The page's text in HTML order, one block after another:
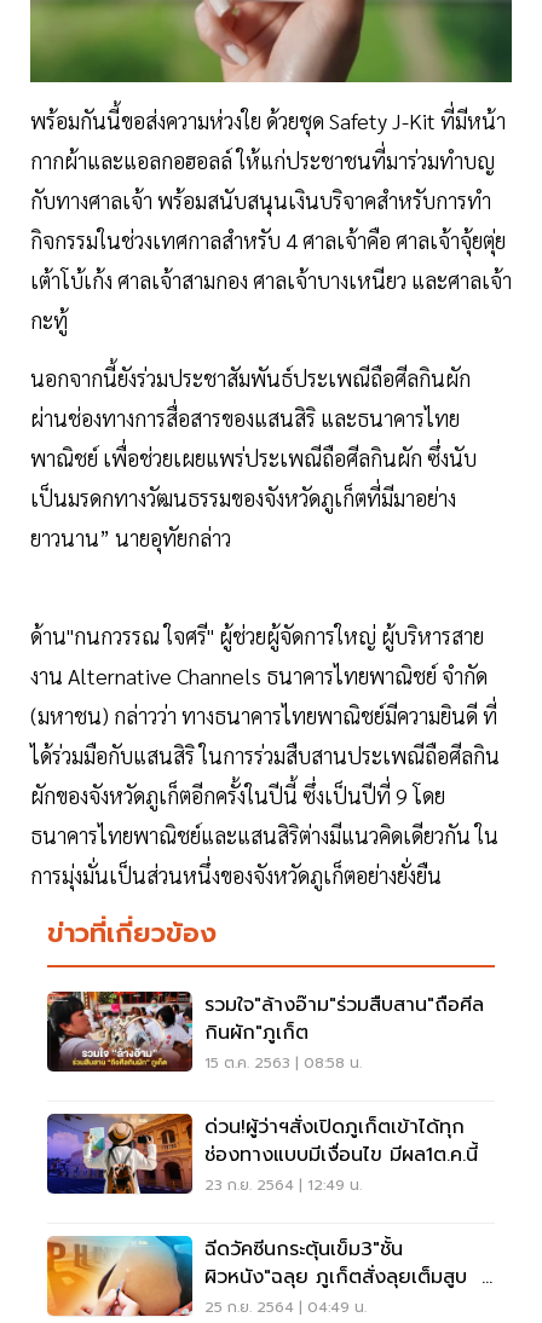
พร้อมกันนี้ขอส่งความห่วงใย ด้วยชุด Safety J-Kit ที่มีหน้า
กากผ้าและแอลกอฮอลล์ ให้แก่ประชาชนที่มาร่วมทำบญ
กับทางศาลเจ้า พร้อมสนับสนุนเงินบริจาคสำหรับการทำ
กิจกรรมในช่วงเทศกาลสำหรับ 4 ศาลเจ้าคือ ศาลเจ้าจุ้ยตุ่ย
เต้าโบ้เก้ง ศาลเจ้าสามกอง ศาลเจ้าบางเหนียว และศาลเจ้า
กะทู้
นอกจากนี้ยังร่วมประชาสัมพันธ์ประเพณีถือศีลกินผัก
ผ่านช่องทางการสื่อสารของแสนสิริ และธนาคารไทย
พาณิชย์ เพื่อช่วยเผยแพร่ประเพณีถือศีลกินผัก ซึ่งนับ
เป็นมรดกทางวัฒนธรรมของจังหวัดภูเก็ตที่มีมาอย่าง
ยาวนาน” นายอุทัยกล่าว
ด้าน"กนกวรรณ ใจศรี" ผู้ช่วยผู้จัดการใหญ่ ผู้บริหารสาย
งาน Alternative Channels ธนาคารไทยพาณิชย์ จำกัด
(มหาชน) กล่าวว่า ทางธนาคารไทยพาณิชย์มีความยินดี ที่
ได้ร่วมมือกับแสนสิริ ในการร่วมสืบสานประเพณีถือศีลกิน
ผักของจังหวัดภูเก็ตอีกครั้งในปีนี้ ซึ่งเป็นปีที่ 9 โดย
ธนาคารไทยพาณิชย์และแสนสิริต่างมีแนวคิดเดียวกัน ใน
การมุ่งมั่นเป็นส่วนหนึ่งของจังหวัดภูเก็ตอย่างยั่งยืน
ข่าวที่เกี่ยวข้อง
รวมใจ"ล้างอ๊าม"ร่วมสืบสาน"ถือศีล
กินผัก"ภูเก็ต
15 ต.ค. 2563 | 08:58 น.
ด่วน!ผู้ว่าฯสั่งเปิดภูเก็ตเข้าได้ทุก
ช่องทางแบบมีเงื่อนไข มีผล1ต.ค.นี้
23 ก.ย. 2564 | 12:49 น.
ฉีดวัคซีนกระตุ้นเข็ม3"ชั้น
ผิวหนัง"ฉลุย ภูเก็ตสั่งลุยเต็มสูบ
25 ก.ย. 2564 | 04:49 น.